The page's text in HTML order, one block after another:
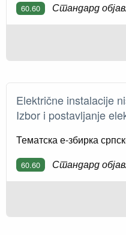
60.60 Стандард
Električne instalacije
Izbor i postavljanje
Тематска е-збирка
60.60 Стандард